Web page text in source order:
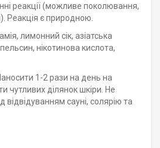
реакції (можливе поколювання,
Реакція є природною.
лимонний сік, азіатська
нікотинова кислота,
1-2 рази на день на
чутливих ділянок шкіри. Не
сауні, солярію та